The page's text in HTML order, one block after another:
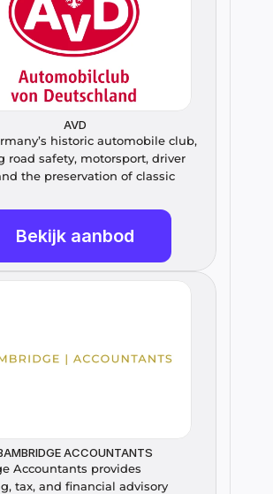
AVD
historic automobile club,
road safety, motorsport, driver
the preservation of classic
Bekijk aanbod
ACCOUNTANTS
Accountants provides
tax, and financial advisory